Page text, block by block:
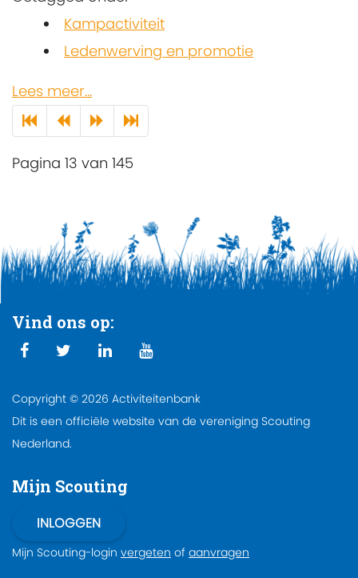
Kampactiviteit
Ledenwerving en promotie
Lees meer...
Pagina 13 van 145
Vind ons op:
Copyright © 2026 Activiteitenbank
Dit is een officiële website van de vereniging Scouting
Nederland.
Mijn Scouting
Mijn Scouting-login vergeten of aanvragen